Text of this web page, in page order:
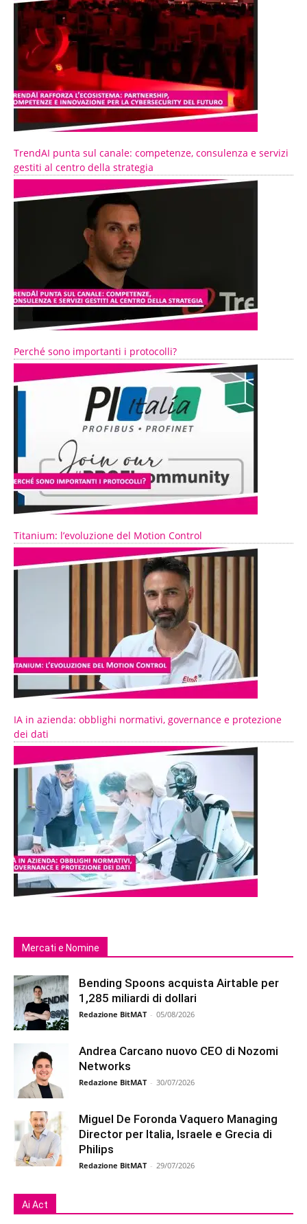
TrendAI punta sul canale: competenze, consulenza e servizi
gestiti al centro della strategia
Perché sono importanti i protocolli?
Titanium: l’evoluzione del Motion Control
IA in azienda: obblighi normativi, governance e protezione
dei dati
Mercati e Nomine
Bending Spoons acquista Airtable per
1,285 miliardi di dollari
Redazione BitMAT - 05/08/2026
Andrea Carcano nuovo CEO di Nozomi
Networks
Redazione BitMAT - 30/07/2026
Miguel De Foronda Vaquero Managing
Director per Italia, Israele e Grecia di
Philips
Redazione BitMAT - 29/07/2026
Ai Act